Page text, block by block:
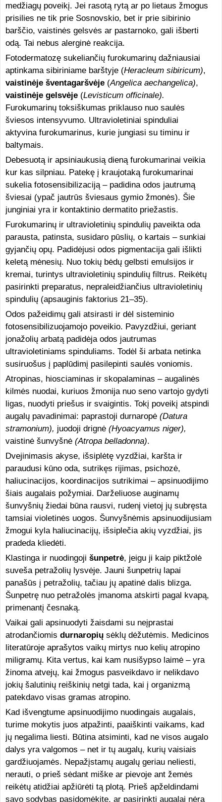
medžiagų poveikį. Jei rasotą rytą ar po lietaus žmogus
prisilies ne tik prie Sosnovskio, bet ir prie sibirinio
barščio, vaistinės gelsvės ar pastarnoko, gali išberti
odą. Tai nebus alerginė reakcija.
Fotodermatozę sukeliančių furokumarinų dažniausiai
aptinkama sibiriniame barštyje (Heracleum sibiricum),
vaistinėje šventagaršvėje (Angelica aechangelica),
vaistinėje gelsvėje (Levisticum officinale).
Furokumarinų toksiškumas priklauso nuo saulės
šviesos intensyvumo. Ultravioletiniai spinduliai
aktyvina furokumarinus, kurie jungiasi su timinu ir
baltymais.
Debesuotą ir apsiniaukusią dieną furokumarinai veikia
kur kas silpniau. Patekę į kraujotaką furokumarinai
sukelia fotosensibilizaciją – padidina odos jautrumą
šviesai (ypač jautrūs šviesaus gymio žmonės). Šie
junginiai yra ir kontaktinio dermatito priežastis.
Furokumarinų ir ultravioletinių spindulių paveikta oda
parausta, patinsta, susidaro pūslių, o kartais – sunkiai
gyjančių opų. Padidėjusi odos pigmentacija gali išlikti
keletą mėnesių. Nuo tokių bėdų gelbsti emulsijos ir
kremai, turintys ultravioletinių spindulių filtrus. Reikėtų
pasirinkti preparatus, nepraleidžiančius ultravioletinių
spindulių (apsauginis faktorius 21–35).
Odos pažeidimų gali atsirasti ir dėl sisteminio
fotosensibilizuojamojo poveikio. Pavyzdžiui, geriant
jonažolių arbatą padidėja odos jautrumas
ultravioletiniams spinduliams. Todėl ši arbata netinka
susiruošus į paplūdimį pasilepinti saulės voniomis.
Atropinas, hiosciaminas ir skopalaminas – augalinės
kilmės nuodai, kuriuos žmonija nuo seno vartojo gydyti
ligas, nuodyti priešus ir svaigintis. Tokį poveikį atspindi
augalų pavadinimai: paprastoji durnaropė (Datura
stramonium), juodoji drignė (Hyoacyamus niger),
vaistinė šunvyšnė (Atropa belladonna).
Dvejinimasis akyse, išsiplėtę vyzdžiai, karšta ir
paraudusi kūno oda, sutrikęs rijimas, psichozė,
haliucinacijos, koordinacijos sutrikimai – apsinuodijimo
šiais augalais požymiai. Darželiuose auginamų
šunvyšnių žiedai būna rausvi, rudenį vietoj jų subręsta
tamsiai violetinės uogos. Šunvyšnėmis apsinuodijusiam
žmogui kyla haliucinacijų, išsiplečia akių vyzdžiai, jis
pradeda kliedėti.
Klastinga ir nuodingoji šunpetrė, jeigu ji kaip piktžolė
suveša petražolių lysvėje. Jauni šunpetrių lapai
panašūs į petražolių, tačiau jų apatinė dalis blizga.
Šunpetrę nuo petražolės įmanoma atskirti pagal kvapą,
primenantį česnaką.
Vaikai gali apsinuodyti žaisdami su neįprastai
atrodančiomis durnaropiųsėklų dėžutėmis. Medicinos
literatūroje aprašytos vaikų mirtys nuo kelių atropino
miligramų. Kita vertus, kai kam nusišypso laimė – yra
žinoma atvejų, kai žmogus pasveikdavo ir nelikdavo
jokių šalutinių reiškinių netgi tada, kai į organizmą
patekdavo visas gramas atropino.
Kad išvengtume apsinuodijimo nuodingais augalais,
turime mokytis juos atpažinti, paaiškinti vaikams, kad
jų negalima liesti. Būtina atsiminti, kad ne visos augalo
dalys yra valgomos – net ir tų augalų, kurių vaisiais
gardžiuojamės. Nepažįstamų augalų geriau neliesti,
nerauti, o prieš sėdant miške ar pievoje ant žemės
reikėtų atidžiai apžiūrėti tą plotą. Prieš apželdindami
savo sodybas pasidomėkite, ar pasirinkti augalai nėra